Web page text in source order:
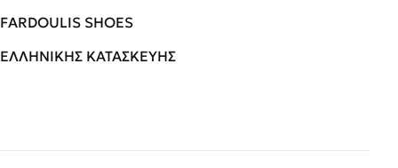
FARDOULIS SHOES
ΕΛΛΗΝΙΚΗΣ ΚΑΤΑΣΚΕΥΗΣ